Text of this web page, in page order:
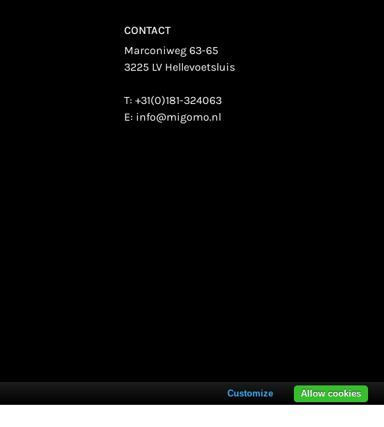
CONTACT
Marconiweg 63-65
3225 LV Hellevoetsluis
T:+31(0)181-324063
E: info@migomo.nl
Allow cookies
Customize